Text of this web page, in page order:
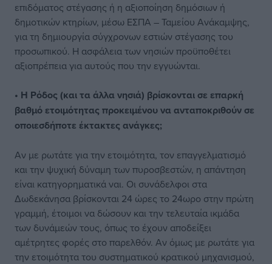
επιδόματος στέγασης ή η αξιοποίηση δημόσιων ή
δημοτικών κτηρίων, μέσω ΕΣΠΑ – Ταμείου Ανάκαμψης,
για τη δημιουργία σύγχρονων εστιών στέγασης του
προσωπικού. Η ασφάλεια των νησιών προϋποθέτει
αξιοπρέπεια για αυτούς που την εγγυώνται.
• Η Ρόδος (και τα άλλα νησιά) βρίσκονται σε επαρκή
βαθμό ετοιμότητας προκειμένου να ανταποκριθούν σε
οποιεσδήποτε έκτακτες ανάγκες;
Αν με ρωτάτε για την ετοιμότητα, τον επαγγελματισμό
και την ψυχική δύναμη των πυροσβεστών, η απάντηση
είναι κατηγορηματικά ναι. Οι συνάδελφοι στα
Δωδεκάνησα βρίσκονται 24 ώρες το 24ωρο στην πρώτη
γραμμή, έτοιμοι να δώσουν και την τελευταία ικμάδα
των δυνάμεών τους, όπως το έχουν αποδείξει
αμέτρητες φορές στο παρελθόν. Αν όμως με ρωτάτε για
την ετοιμότητα του συστηματικού κρατικού μηχανισμού,